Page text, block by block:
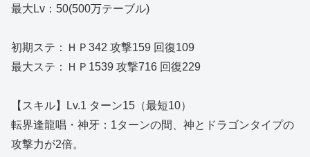
最大Lv：50(500万テーブル)
初期ステ：ＨＰ342 攻撃159 回復109
最大ステ：ＨＰ1539 攻撃716 回復229
【スキル】Lv.1 ターン15（最短10）
転界逢龍唱・神牙：1ターンの間、神とドラゴンタイプの
攻撃力が2倍。